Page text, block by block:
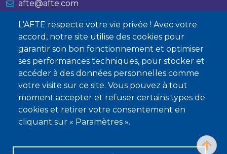
L'AFTE respecte votre vie privée ! Avec votre
accord, notre site utilise des cookies pour
garantir son bon fonctionnement et optimiser
ses performances techniques, pour stocker et
accéder à des données personnelles comme
votre visite sur ce site. Vous pouvez à tout
moment accepter et refuser certains types de
cookies et retirer votre consentement en
cliquant sur « Paramètres ».
afte@afte.com
Nous contacter
À propos
Qui sommes-nous ?
Devenir membre